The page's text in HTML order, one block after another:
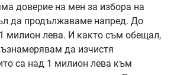
доверие на мен за избора на
да продължаваме напред. До
милион лева. И както съм обещал,
да изчистя
са над 1 милион лева към